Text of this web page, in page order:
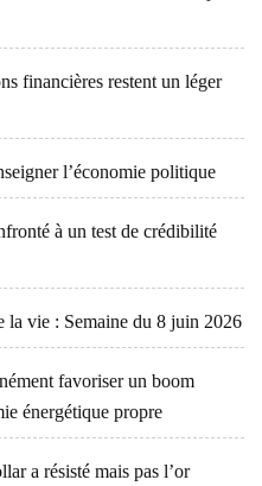
financières restent un léger
l’économie politique
à un test de crédibilité
la vie : Semaine du 8 juin 2026
favoriser un boom
énergétique propre
a résisté mais pas l’or